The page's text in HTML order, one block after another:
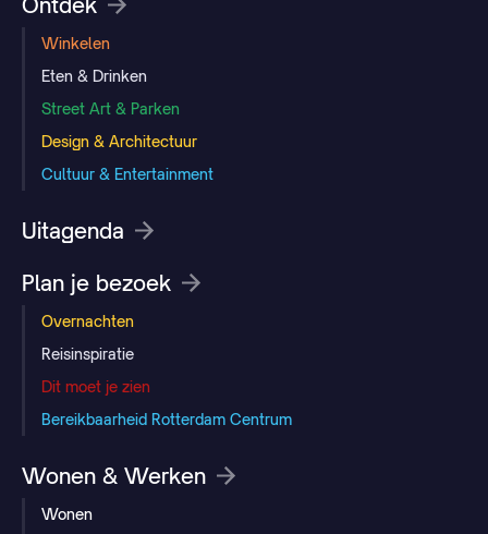
Winkelen
Eten & Drinken
Street Art & Parken
Design & Architectuur
Cultuur & Entertainment
Uitagenda
Plan je bezoek
Overnachten
Reisinspiratie
Dit moet je zien
Bereikbaarheid Rotterdam Centrum
Wonen & Werken
Wonen